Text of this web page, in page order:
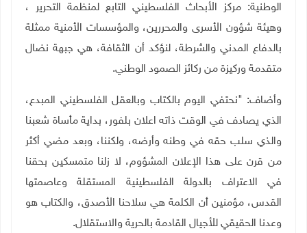
الوطنية: مركز الأبحاث الفلسطيني التابع لمنظمة التحرير ،
وهيئة شؤون الأسرى والمحررين، والمؤسسات الأمنية ممثلة
بالدفاع المدني والشرطة، لنؤكد أن الثقافة، هي جبهة نضال
متقدمة وركيزة من ركائز الصمود الوطني.
وأضاف: "نحتفي اليوم بالكتاب وبالعقل الفلسطيني المبدع،
الذي يصادف في الوقت ذاته اعلان بلفور، بداية مأساة شعبنا
والذي سلب حقه في وطنه وأرضه، ولكننا، وبعد مضي أكثر
من قرن على هذا الإعلان المشؤوم، لا زلنا متمسكين بحقنا
في الاعتراف بالدولة الفلسطينية المستقلة وعاصمتها
القدس، مؤمنين أن الكلمة هي سلاحنا الأصدق، والكتاب هو
وعدنا الحقيقي للأجيال القادمة بالحرية والاستقلال.